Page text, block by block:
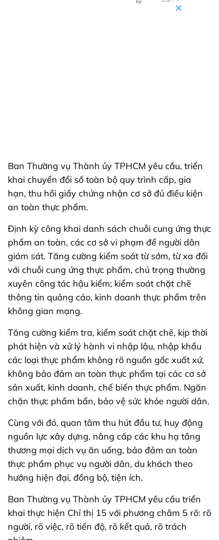
Ban Thường vụ Thành ủy TPHCM yêu cầu, triển
khai chuyển đổi số toàn bộ quy trình cấp, gia
hạn, thu hồi giấy chứng nhận cơ sở đủ điều kiện
an toàn thực phẩm.
Định kỳ công khai danh sách chuỗi cung ứng thực
phẩm an toàn, các cơ sở vi phạm để người dân
giám sát. Tăng cường kiểm soát từ sớm, từ xa đối
với chuỗi cung ứng thực phẩm, chú trọng thường
xuyên công tác hậu kiểm; kiểm soát chặt chẽ
thông tin quảng cáo, kinh doanh thực phẩm trên
không gian mạng.
Tăng cường kiểm tra, kiểm soát chặt chẽ, kịp thời
phát hiện và xử lý hành vi nhập lậu, nhập khẩu
các loại thực phẩm không rõ nguồn gốc xuất xứ,
không bảo đảm an toàn thực phẩm tại các cơ sở
sản xuất, kinh doanh, chế biến thực phẩm. Ngăn
chặn thực phẩm bẩn, bảo vệ sức khỏe người dân.
Cùng với đó, quan tâm thu hút đầu tư, huy động
nguồn lực xây dựng, nâng cấp các khu hạ tầng
thương mại dịch vụ ăn uống, bảo đảm an toàn
thực phẩm phục vụ người dân, du khách theo
hướng hiện đại, đồng bộ, tiện ích.
Ban Thường vụ Thành ủy TPHCM yêu cầu triển
khai thực hiện Chỉ thị 15 với phương châm 5 rõ: rõ
người, rõ việc, rõ tiến độ, rõ kết quả, rõ trách